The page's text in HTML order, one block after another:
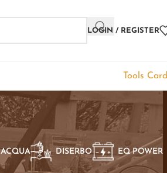
LOGIN / REGISTER
Tools Card
ACQUA DISERBO EQ POWER